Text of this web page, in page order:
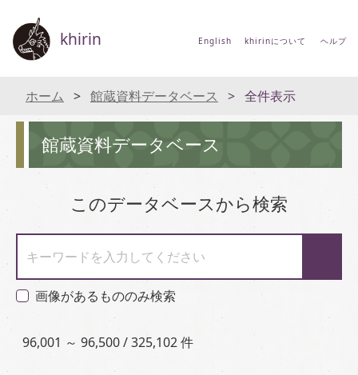
khirin English khirinについて ヘルプ
ホーム 館蔵資料データベース 全件表示
館蔵資料データベース
このデータベースから検索
キーワードを入力してください
画像があるもののみ検索
96,001 ～ 96,500 / 325,102 件